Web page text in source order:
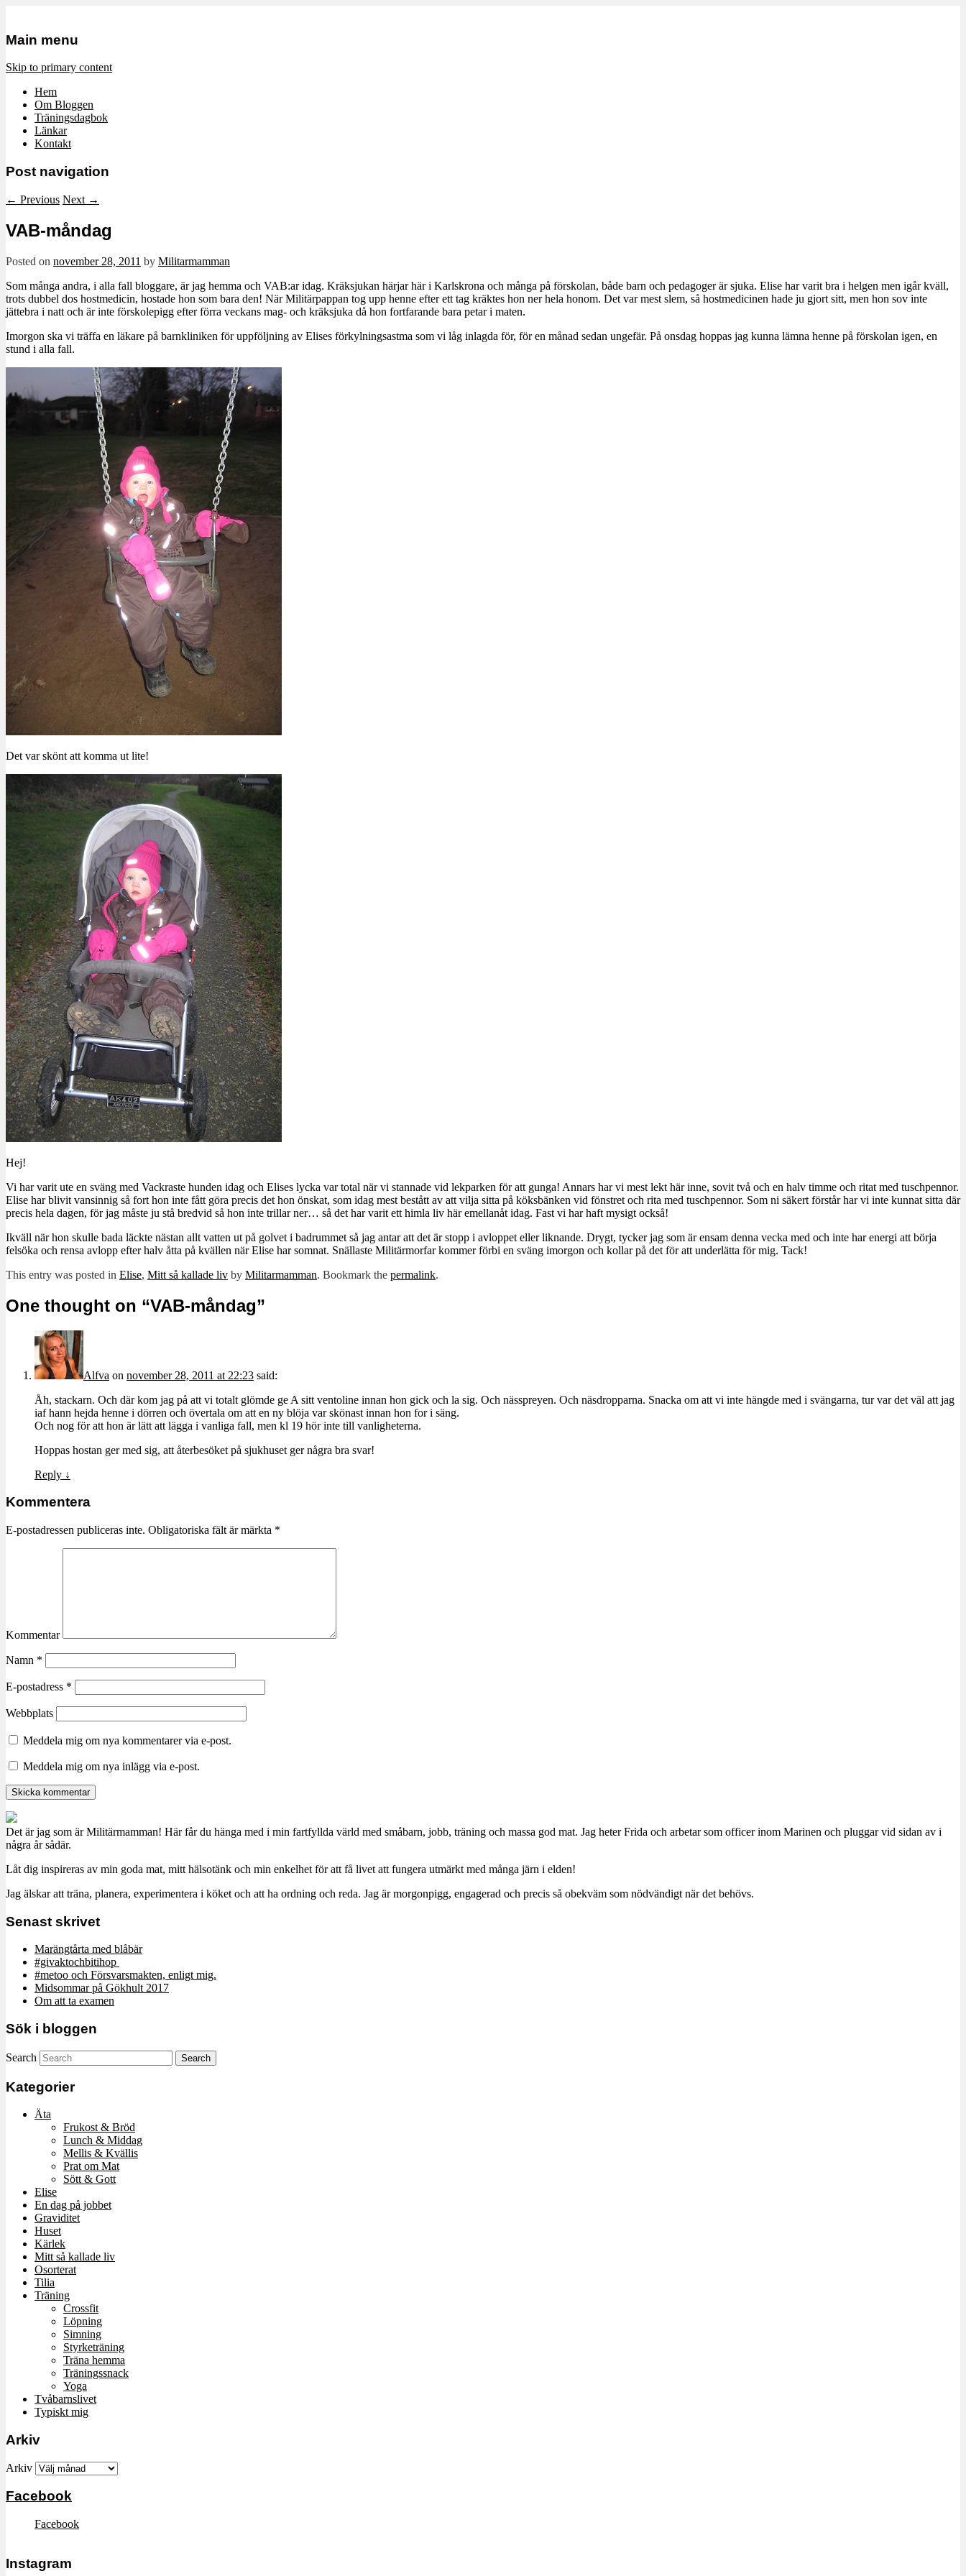
Militärmamman
Mamma, militär och märkbart obekväm
Main menu
Skip to primary content
Hem
Om Bloggen
Träningsdagbok
Länkar
Kontakt
Post navigation
← Previous Next →
VAB-måndag
Posted on november 28, 2011 by Militarmamman
Som många andra, i alla fall bloggare, är jag hemma och VAB:ar idag. Kräksjukan härjar här i Karlskrona och många på förskolan, både barn och pedagoger är sjuka. Elise har varit bra i helgen men igår kväll,
trots dubbel dos hostmedicin, hostade hon som bara den! När Militärpappan tog upp henne efter ett tag kräktes hon ner hela honom. Det var mest slem, så hostmedicinen hade ju gjort sitt, men hon sov inte
jättebra i natt och är inte förskolepigg efter förra veckans mag- och kräksjuka då hon fortfarande bara petar i maten.
Imorgon ska vi träffa en läkare på barnkliniken för uppföljning av Elises förkylningsastma som vi låg inlagda för, för en månad sedan ungefär. På onsdag hoppas jag kunna lämna henne på förskolan igen, en
stund i alla fall.
Det var skönt att komma ut lite!
Hej!
Vi har varit ute en sväng med Vackraste hunden idag och Elises lycka var total när vi stannade vid lekparken för att gunga! Annars har vi mest lekt här inne, sovit två och en halv timme och ritat med tuschpennor.
Elise har blivit vansinnig så fort hon inte fått göra precis det hon önskat, som idag mest bestått av att vilja sitta på köksbänken vid fönstret och rita med tuschpennor. Som ni säkert förstår har vi inte kunnat sitta där
precis hela dagen, för jag måste ju stå bredvid så hon inte trillar ner… så det har varit ett himla liv här emellanåt idag. Fast vi har haft mysigt också!
Ikväll när hon skulle bada läckte nästan allt vatten ut på golvet i badrummet så jag antar att det är stopp i avloppet eller liknande. Drygt, tycker jag som är ensam denna vecka med och inte har energi att börja
felsöka och rensa avlopp efter halv åtta på kvällen när Elise har somnat. Snällaste Militärmorfar kommer förbi en sväng imorgon och kollar på det för att underlätta för mig. Tack!
This entry was posted in Elise, Mitt så kallade liv by Militarmamman. Bookmark the permalink.
One thought on “VAB-måndag”
Alfva on november 28, 2011 at 22:23 said:
Åh, stackarn. Och där kom jag på att vi totalt glömde ge A sitt ventoline innan hon gick och la sig. Och nässpreyen. Och näsdropparna. Snacka om att vi inte hängde med i svängarna, tur var det väl att jag
iaf hann hejda henne i dörren och övertala om att en ny blöja var skönast innan hon for i säng.
Och nog för att hon är lätt att lägga i vanliga fall, men kl 19 hör inte till vanligheterna.
Hoppas hostan ger med sig, att återbesöket på sjukhuset ger några bra svar!
Reply ↓
Kommentera
E-postadressen publiceras inte. Obligatoriska fält är märkta *
Kommentar
Namn *
E-postadress *
Webbplats
Meddela mig om nya kommentarer via e-post.
Meddela mig om nya inlägg via e-post.
Det är jag som är Militärmamman! Här får du hänga med i min fartfyllda värld med småbarn, jobb, träning och massa god mat. Jag heter Frida och arbetar som officer inom Marinen och pluggar vid sidan av i
några år sådär.
Låt dig inspireras av min goda mat, mitt hälsotänk och min enkelhet för att få livet att fungera utmärkt med många järn i elden!
Jag älskar att träna, planera, experimentera i köket och att ha ordning och reda. Jag är morgonpigg, engagerad och precis så obekväm som nödvändigt när det behövs.
Senast skrivet
Marängtårta med blåbär
#givaktochbitihop
#metoo och Försvarsmakten, enligt mig.
Midsommar på Gökhult 2017
Om att ta examen
Sök i bloggen
Search
Kategorier
Äta
Frukost & Bröd
Lunch & Middag
Mellis & Kvällis
Prat om Mat
Sött & Gott
Elise
En dag på jobbet
Graviditet
Huset
Kärlek
Mitt så kallade liv
Osorterat
Tilia
Träning
Crossfit
Löpning
Simning
Styrketräning
Träna hemma
Träningssnack
Yoga
Tvåbarnslivet
Typiskt mig
Arkiv
Arkiv
Facebook
Facebook
Instagram